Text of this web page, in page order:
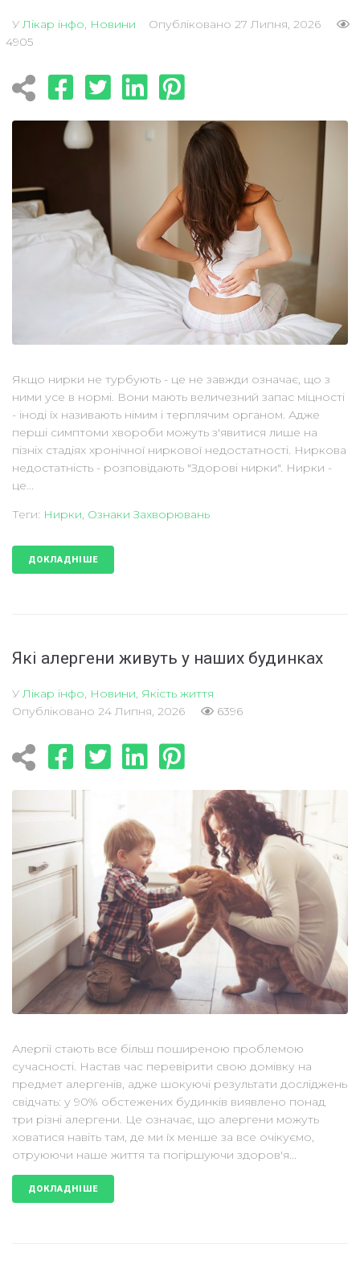
УЛікар інфо, Новини Опубліковано 27 Липня, 2026
4905
Якщо нирки не турбують - це не завжди означає, що з
ними усе в нормі. Вони мають величезний запас міцності
- іноді їх називають німим і терплячим органом. Адже
перші симптоми хвороби можуть з'явитися лише на
пізніх стадіях хронічної ниркової недостатності. Ниркова
недостатність - розповідають "Здорові нирки". Нирки -
це...
Теги: Нирки, Ознаки Захворювань
ДОКЛАДНІШЕ
Які алергени живуть у наших будинках
УЛікар інфо, Новини, Якість життя
Опубліковано 24 Липня, 2026 6396
Алергії стають все більш поширеною проблемою
сучасності. Настав час перевірити свою домівку на
предмет алергенів, адже шокуючі результати досліджень
свідчать: у 90% обстежених будинків виявлено понад
три різні алергени. Це означає, що алергени можуть
ховатися навіть там, де ми їх менше за все очікуємо,
отруюючи наше життя та погіршуючи здоров'я...
ДОКЛАДНІШЕ